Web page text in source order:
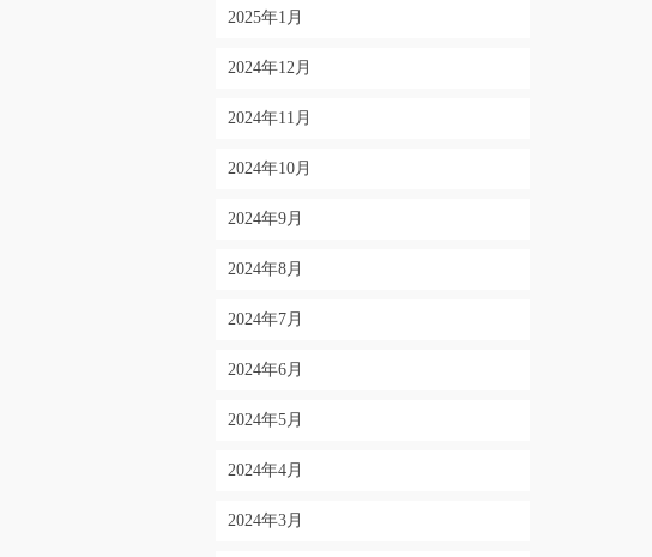
2025年1月
2024年12月
2024年11月
2024年10月
2024年9月
2024年8月
2024年7月
2024年6月
2024年5月
2024年4月
2024年3月